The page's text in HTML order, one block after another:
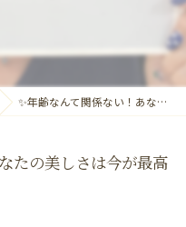
✨年齢なんて関係ない！あなたの美しさは今が最高の瞬間です。
たの美しさは今が最高